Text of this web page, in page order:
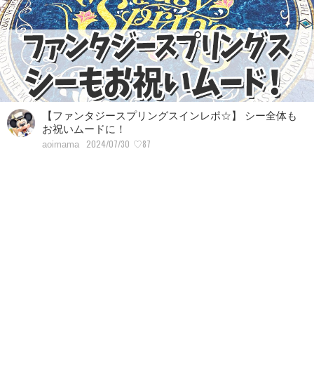
【ファンタジースプリングスインレポ☆】 シー全体も
お祝いムードに！
aoimama 2024/07/30 ♡87